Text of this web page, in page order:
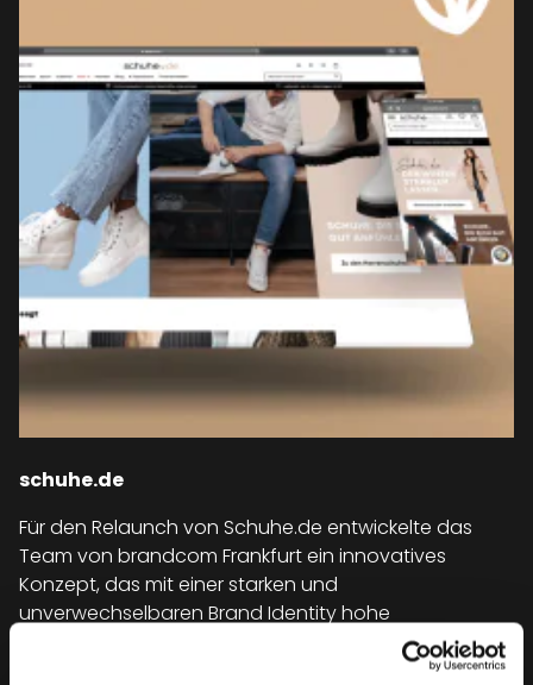
schuhe.de
Für den Relaunch von Schuhe.de entwickelte das
Team von brandcom Frankfurt ein innovatives
Konzept, das mit einer starken und
unverwechselbaren Brand Identity hohe
Aufmerksamkeit und Wiedererkennung garantiert.